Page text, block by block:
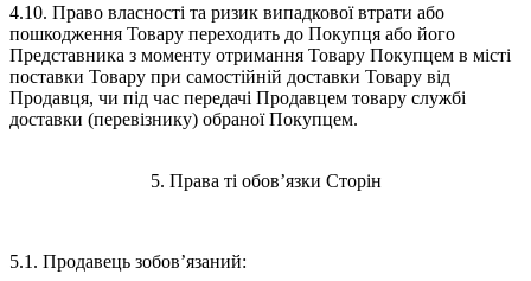
4.10. Право власності та ризик випадкової втрати або
пошкодження Товару переходить до Покупця або його
Представника з моменту отримання Товару Покупцем в місті
поставки Товару при самостійній доставки Товару від
Продавця, чи під час передачі Продавцем товару службі
доставки (перевізнику) обраної Покупцем.
5. Права ті обов’язки Сторін
5.1. Продавець зобов’язаний: